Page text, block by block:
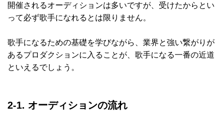
開催されるオーディションは多いですが、受けたからとい
って必ず歌手になれるとは限りません。
歌手になるための基礎を学びながら、業界と強い繋がりが
あるプロダクションに入ることが、歌手になる一番の近道
といえるでしょう。
2-1. オーディションの流れ